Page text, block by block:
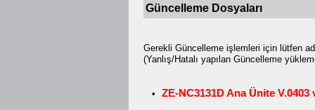
Güncelleme Dosyaları
Gerekli Güncelleme işlemleri için lütfen
(Yanlış/Hatalı yapılan Güncelleme
• ZE-NC3131D Ana Ünite